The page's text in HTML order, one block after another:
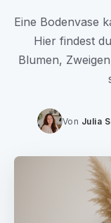
GARTEN
TOILETTE
INSPIRATION
Eine Bodenvase
Hier findest
Blumen,
Von Julia